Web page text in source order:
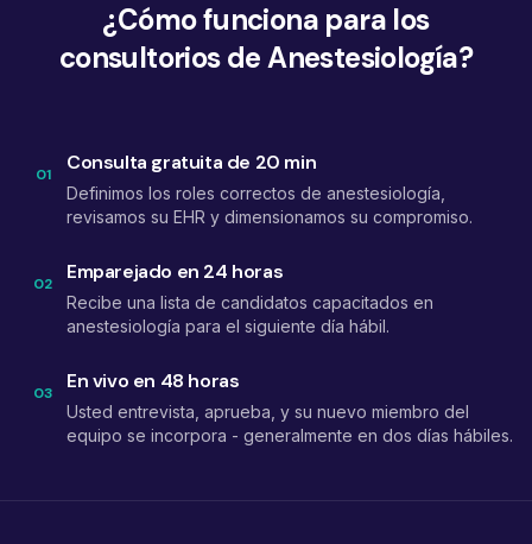
¿Cómo funciona para los
consultorios de Anestesiología?
01 Consulta gratuita de 20 min
Definimos los roles correctos de anestesiología,
revisamos su EHR y dimensionamos su compromiso.
02 Emparejado en 24 horas
Recibe una lista de candidatos capacitados en
anestesiología para el siguiente día hábil.
03 En vivo en 48 horas
Usted entrevista, aprueba, y su nuevo miembro del
equipo se incorpora - generalmente en dos días hábiles.